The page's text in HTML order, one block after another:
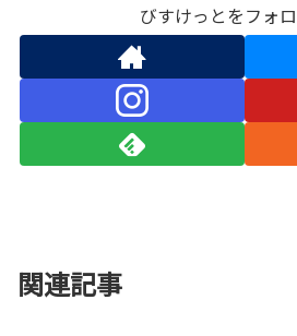
びすけっとをフォ
関連記事